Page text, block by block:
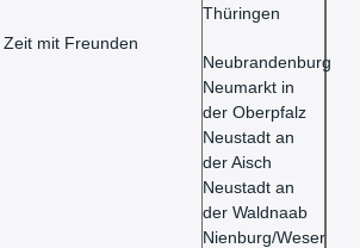
Thüringen
Neubrandenburg
Neumarkt in
der Oberpfalz
Neustadt an
der Aisch
Neustadt an
der Waldnaab
Nienburg/Weser
mit Freunden